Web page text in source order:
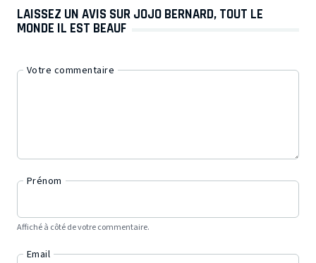
LAISSEZ UN AVIS SUR JOJO BERNARD, TOUT LE
MONDE IL EST BEAUF
Votre commentaire
Prénom
Affiché à côté de votre commentaire.
Email